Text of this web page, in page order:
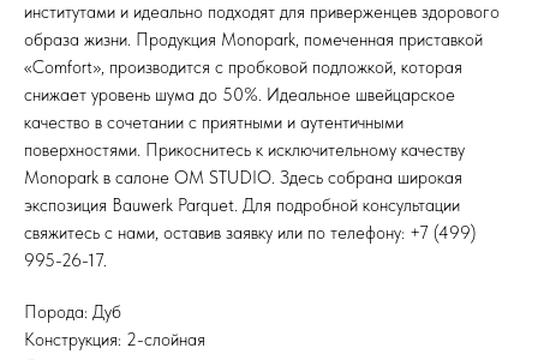
институтами и идеально подходят для приверженцев здорового
образа жизни. Продукция Monopark, помеченная приставкой
«Comfort», производится с пробковой подложкой, которая
снижает уровень шума до 50%. Идеальное швейцарское
качество в сочетании с приятными и аутентичными
поверхностями. Прикоснитесь к исключительному качеству
Monopark в салоне OM STUDIO. Здесь собрана широкая
экспозиция Bauwerk Parquet. Для подробной консультации
свяжитесь с нами, оставив заявку или по телефону: +7 (499)
995-26-17.
Порода: Дуб
Конструкция: 2-слойная